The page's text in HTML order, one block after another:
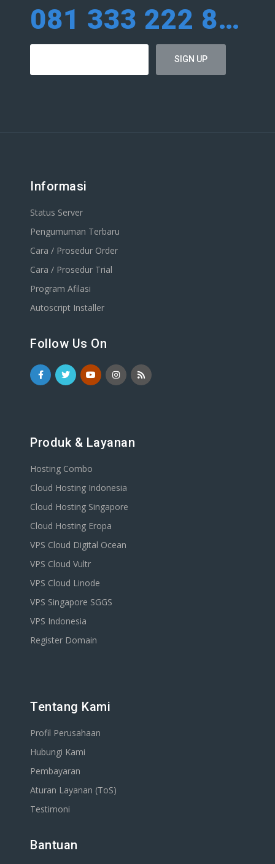
081 333 222 884
Informasi
Status Server
Pengumuman Terbaru
Cara / Prosedur Order
Cara / Prosedur Trial
Program Afilasi
Autoscript Installer
Follow Us On
Produk & Layanan
Hosting Combo
Cloud Hosting Indonesia
Cloud Hosting Singapore
Cloud Hosting Eropa
VPS Cloud Digital Ocean
VPS Cloud Vultr
VPS Cloud Linode
VPS Singapore SGGS
VPS Indonesia
Register Domain
Tentang Kami
Profil Perusahaan
Hubungi Kami
Pembayaran
Aturan Layanan (ToS)
Testimoni
Bantuan